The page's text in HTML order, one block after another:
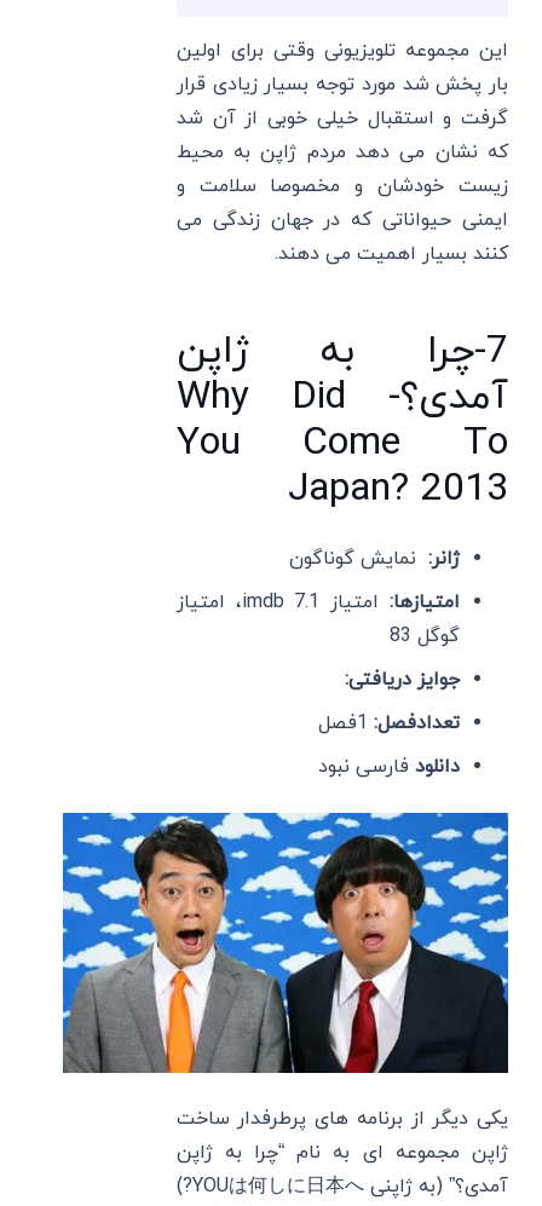
این مجموعه تلویزیونی وقتی برای اولین
بار پخش شد مورد توجه بسیار زیادی قرار
گرفت و استقبال خیلی خوبی از آن شد
که نشان می دهد مردم ژاپن به محیط
زیست خودشان و مخصوصا سلامت و
ایمنی حیواناتی که در جهان زندگی می
کنند بسیار اهمیت می دهند.
7-چرا به ژاپن
آمدی؟- Why Did
You Come To
Japan? 2013
ژانر: نمایش گوناگون
امتیازها:
امتیاز imdb 7.1، امتیاز
گوگل 83
جوایز دریافتی:
تعدادفصل:
دانلود فارسی نبود
یکی دیگر از برنامه های پرطرفدار ساخت
ژاپن مجموعه ای به نام “چرا به ژاپن
آمدی؟” (به ژاپنی YOUは何しに日本へ?)